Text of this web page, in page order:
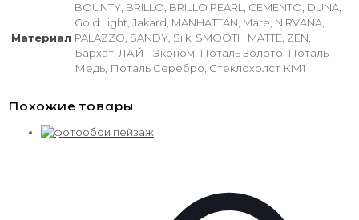
Материал
BOUNTY, BRILLO, BRILLO PEARL, CEMENTO, DUNA,
Gold Light, Jakard, MANHATTAN, Mare, NIRVANA,
PALAZZO, SANDY, Silk, SMOOTH MATTE, ZEN,
Бархат, ЛАЙТ Эконом, Поталь Золото, Поталь
Медь, Поталь Серебро, Стеклохолст КМ1
Похожие товары